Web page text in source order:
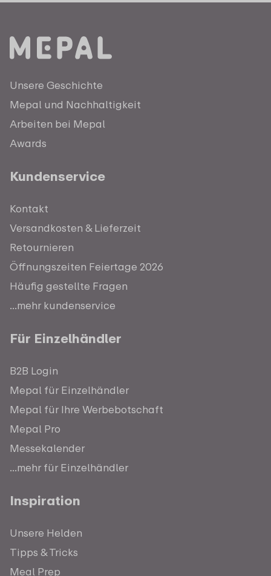
Unsere Geschichte
Mepal und Nachhaltigkeit
Arbeiten bei Mepal
Awards
Kundenservice
Kontakt
Versandkosten & Lieferzeit
Retournieren
Öffnungszeiten Feiertage 2026
Häufig gestellte Fragen
...mehr kundenservice
Für Einzelhändler
B2B Login
Mepal für Einzelhändler
Mepal für Ihre Werbebotschaft
Mepal Pro
Messekalender
...mehr für Einzelhändler
Inspiration
Unsere Helden
Tipps & Tricks
Meal Prep